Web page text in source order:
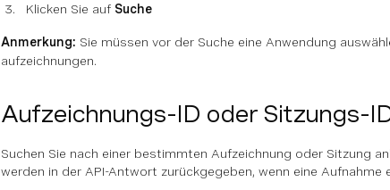
Klicken Sie auf Suche
Anmerkung: Sie müssen vor der Suche eine Anwendung
aufzeichnungen.
Aufzeichnungs-ID oder Sitzungs-
Suchen Sie nach einer bestimmten Aufzeichnung oder Sitzung
werden in der API-Antwort zurückgegeben, wenn eine Aufnahme